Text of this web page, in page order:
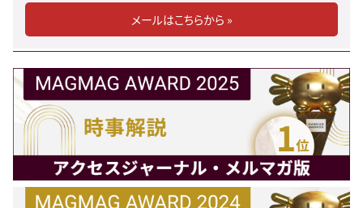
メールはこちらから »